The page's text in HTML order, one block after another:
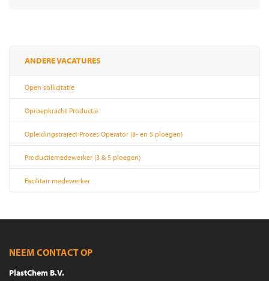
ANDERE VACATURES
Open sollicitatie
Oproepkracht Productie
Opleidingstraject Proces Operator (3- en 5 ploegen)
Productiemedewerker (3 & 5 ploegen)
Facilitair medewerker
NEEM CONTACT OP
PlastChem B.V.